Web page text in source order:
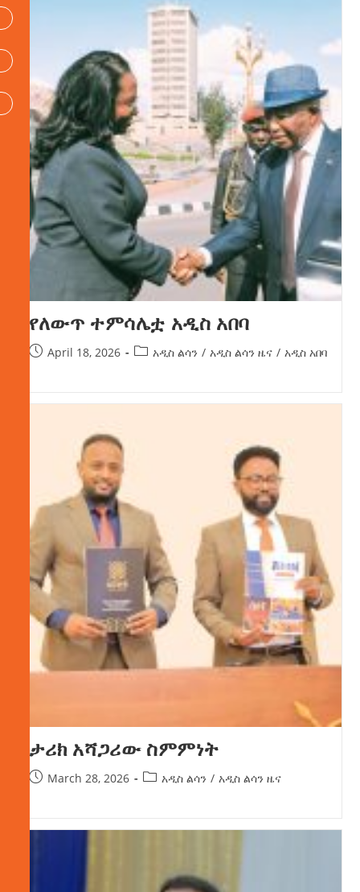
የለውጥ ተምሳሌቷ አዲስ አበባ
April 18, 2026 አዲስ ልሳን / አዲስ ልሳን ዜና / አዲስ አበባ
ታሪክ አሻጋሪው ስምምነት
March 28, 2026 አዲስ ልሳን / አዲስ ልሳን ዜና